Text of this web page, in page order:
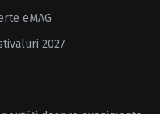
eMAG
2027